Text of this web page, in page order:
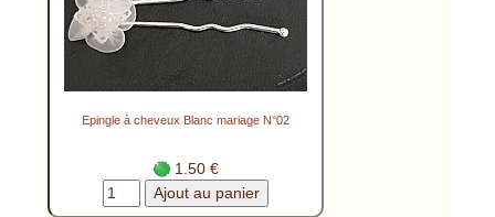
Epingle à cheveux Blanc mariage N°02
1.50 €